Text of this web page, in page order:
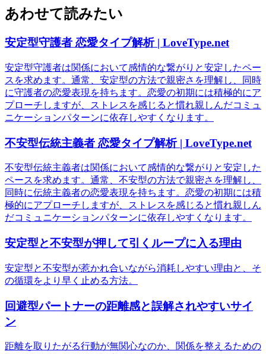
あわせて読みたい
安定型守護者 恋愛タイプ解析 | LoveType.net
安定型守護者は関係において感情的な繋がりと安定したペー
スを求めます。通常、安定型の方法で親密さを理解し、同時
に守護者の恋愛表現を持ちます。恋愛の初期には積極的にア
プローチしますが、ストレスを感じると慣れ親しんだコミュ
ニケーションパターンに依存しやすくなります。
不安型伝統主義者 恋愛タイプ解析 | LoveType.net
不安型伝統主義者は関係において感情的な繋がりと安定した
ペースを求めます。通常、不安型の方法で親密さを理解し、
同時に伝統主義者の恋愛表現を持ちます。恋愛の初期には積
極的にアプローチしますが、ストレスを感じると慣れ親しん
だコミュニケーションパターンに依存しやすくなります。
安定型と不安型が押して引くループに入る理由
安定型と不安型が惹かれ合いながら消耗しやすい理由と、そ
の循環をより早く止める方法。
回避型パートナーの距離感と誤解されやすいサイ
ン
距離を取りたがる行動が無関心なのか、関係を整えるための